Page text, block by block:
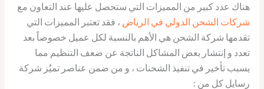
هناك عدد كبير من المميزات التي ستحصل عليها عند التعاون مع
شركات الشحن الدولي في الرياض ، فقد تعتبر المميزات التي
تقدمها شركة الشحن هي الأهم بالنسبة لكل عميل خصوصاً بعد
تعدد و إنتشار بعض المشاكل الناتجة عن ضعف التنظيم مما
يسبب تأخير في تنفيذ الشحنات ، و من ضمن عناصر تميُز شركة
رسايل كل من :